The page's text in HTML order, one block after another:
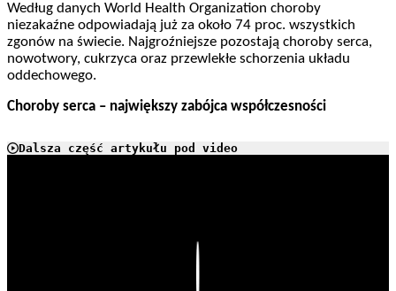
Według danych World Health Organization choroby
niezakaźne odpowiadają już za około 74 proc. wszystkich
zgonów na świecie. Najgroźniejsze pozostają choroby serca,
nowotwory, cukrzyca oraz przewlekłe schorzenia układu
oddechowego.
Choroby serca – największy zabójca współczesności
Dalsza część artykułu pod video